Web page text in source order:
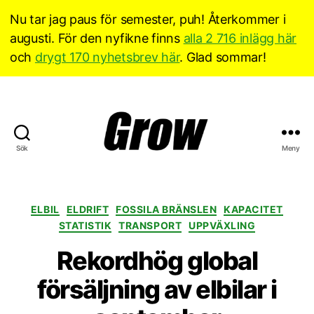
Nu tar jag paus för semester, puh! Återkommer i
augusti. För den nyfikne finns alla 2 716 inlägg här
och drygt 170 nyhetsbrev här. Glad sommar!
Sök Meny
Kategorier
ELBIL ELDRIFT FOSSILA BRÄNSLEN
KAPACITET
STATISTIK
TRANSPORT UPPVÄXLING
Rekordhög global
försäljning av elbilar i